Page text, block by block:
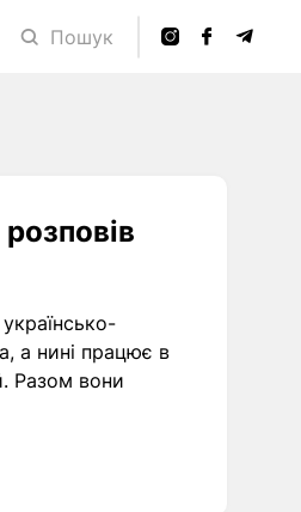
Пошук
а нині працює в
Разом вони